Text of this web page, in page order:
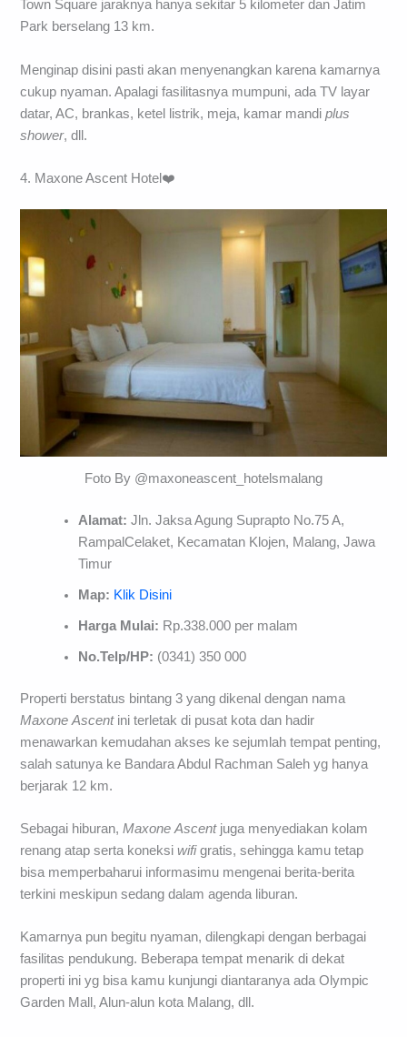
Town Square jaraknya hanya sekitar 5 kilometer dan Jatim
Park berselang 13 km.
Menginap disini pasti akan menyenangkan karena kamarnya
cukup nyaman. Apalagi fasilitasnya mumpuni, ada TV layar
datar, AC, brankas, ketel listrik, meja, kamar mandiplus
shower, dll.
4. Maxone Ascent Hotel❤️
Foto By @maxoneascent_hotelsmalang
Alamat: Jln. Jaksa Agung Suprapto No.75 A,
RampalCelaket, Kecamatan Klojen, Malang, Jawa
Timur
Map: Klik Disini
Harga Mulai: Rp.338.000 per malam
No.Telp/HP: (0341) 350 000
Properti berstatus bintang 3 yang dikenal dengan nama
Maxone Ascentini terletak di pusat kota dan hadir
menawarkan kemudahan akses ke sejumlah tempat penting,
salah satunya ke Bandara Abdul Rachman Saleh yg hanya
berjarak 12 km.
Sebagai hiburan,Maxone Ascentjuga menyediakan kolam
renang atap serta koneksiwifigratis, sehingga kamu tetap
bisa memperbaharui informasimu mengenai berita-berita
terkini meskipun sedang dalam agenda liburan.
Kamarnya pun begitu nyaman, dilengkapi dengan berbagai
fasilitas pendukung. Beberapa tempat menarik di dekat
properti ini yg bisa kamu kunjungi diantaranya ada Olympic
Garden Mall, Alun-alun kota Malang, dll.